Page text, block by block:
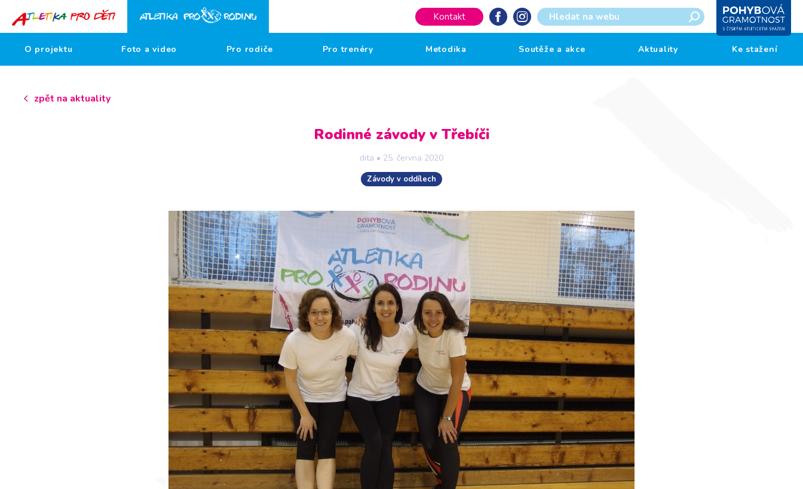
Kontakt
O projektu Foto a video Pro rodiče Pro trenéry Metodika Soutěže a akce Aktuality Ke stažení
zpět na aktuality
Rodinné závody v Třebíči
dita • 25. června 2020
Závody v oddílech